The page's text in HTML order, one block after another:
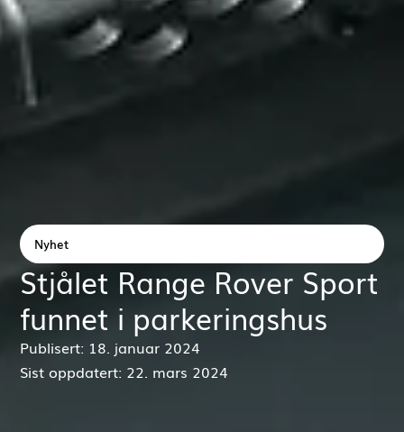
Nyhet
Stjålet Range Rover Sport
funnet i parkeringshus
Publisert: 18. januar 2024
Sist oppdatert: 22. mars 2024